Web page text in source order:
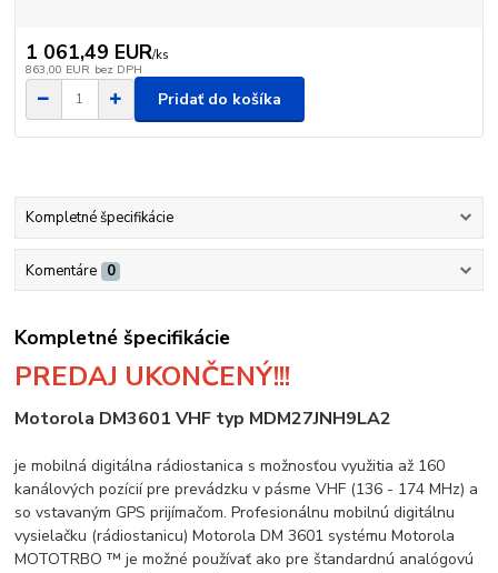
1 061,49 EUR/ks
863,00 EUR bez DPH
Pridať do košíka
Kompletné špecifikácie
Komentáre 0
Kompletné špecifikácie
PREDAJ UKONČENÝ!!!
Motorola DM3601 VHF typ MDM27JNH9LA2
je mobilná digitálna rádiostanica s možnosťou využitia až 160
kanálových pozícií pre prevádzku v pásme VHF (136 - 174 MHz) a
so vstavaným GPS prijímačom. Profesionálnu mobilnú digitálnu
vysielačku (rádiostanicu) Motorola DM 3601 systému Motorola
MOTOTRBO ™ je možné používať ako pre štandardnú analógovú